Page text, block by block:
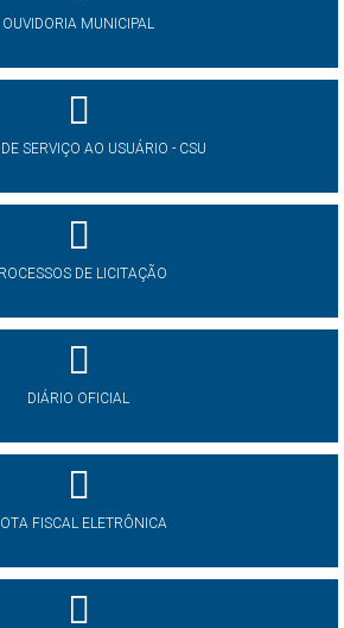
OUVIDORIA MUNICIPAL
SERVIÇO AO USUÁRIO - CSU
DE LICITAÇÃO
DIÁRIO OFICIAL
FISCAL ELETRÔNICA